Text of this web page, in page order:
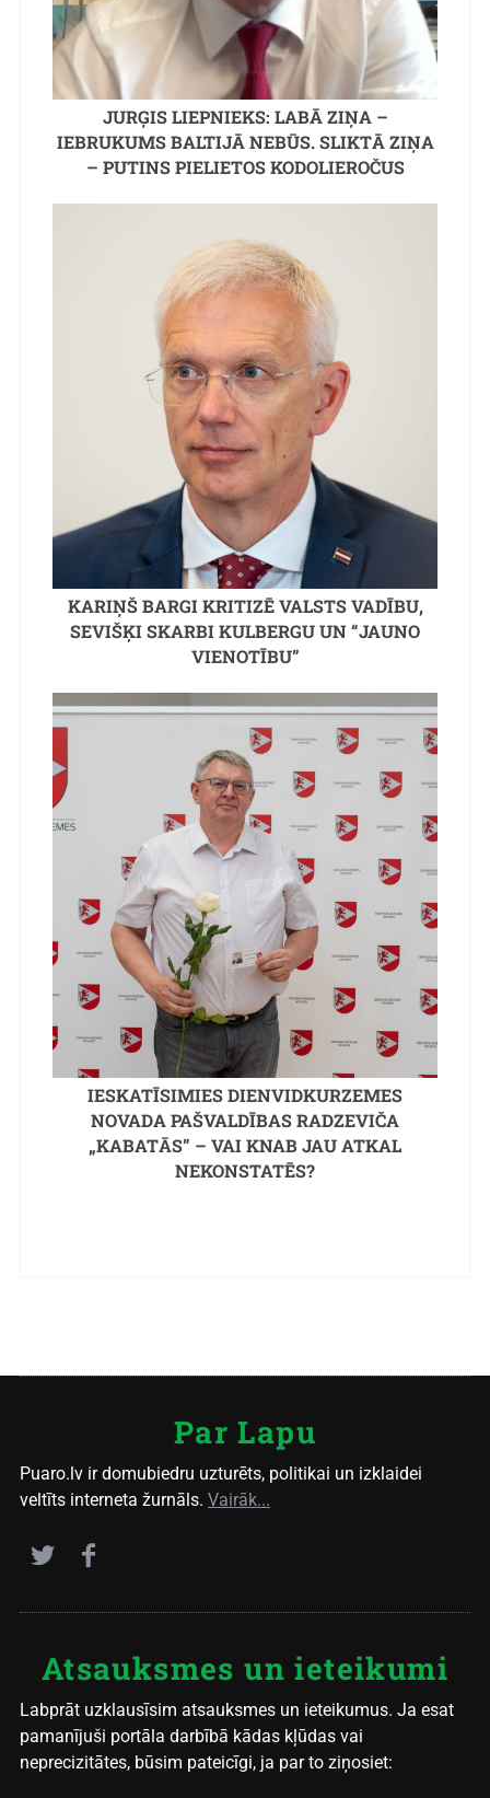
JURĢIS LIEPNIEKS: LABĀ ZIŅA –
IEBRUKUMS BALTIJĀ NEBŪS. SLIKTĀ ZIŅA
– PUTINS PIELIETOS KODOLIEROČUS
KARIŅŠ BARGI KRITIZĒ VALSTS VADĪBU,
SEVIŠĶI SKARBI KULBERGU UN “JAUNO
VIENOTĪBU”
IESKATĪSIMIES DIENVIDKURZEMES
NOVADA PAŠVALDĪBAS RADZEVIČA
„KABATĀS” – VAI KNAB JAU ATKAL
NEKONSTATĒS?
Par Lapu
Puaro.lv ir domubiedru uzturēts, politikai un izklaidei
veltīts interneta žurnāls. Vairāk...
Atsauksmes un ieteikumi
Labprāt uzklausīsim atsauksmes un ieteikumus. Ja esat
pamanījuši portāla darbībā kādas kļūdas vai
neprecizitātes, būsim pateicīgi, ja par to ziņosiet: